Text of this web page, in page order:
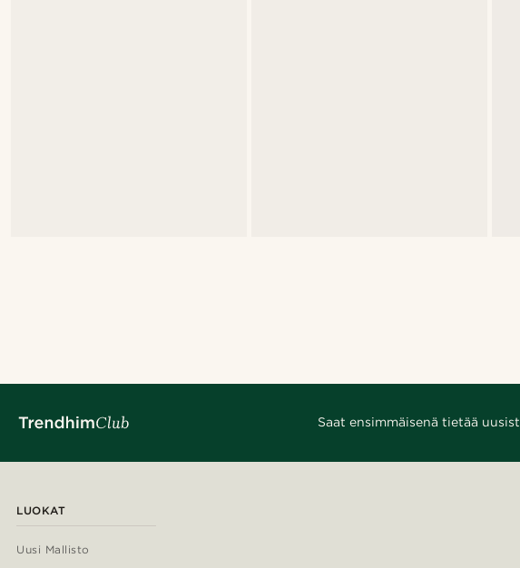
Saat ensimmäisenä tietää
LUOKAT
Uusi Mallisto